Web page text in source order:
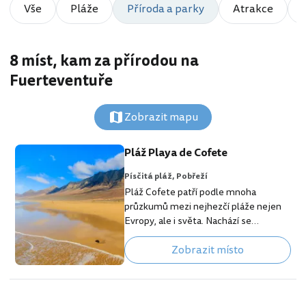
Vše Pláže Příroda a parky Atrakce
8 míst, kam za přírodou na
Fuerteventuře
Zobrazit mapu
Pláž Playa de Cofete
Písčitá pláž, Pobřeží
Pláž Cofete patří podle mnoha
průzkumů mezi nejhezčí pláže nejen
Evropy, ale i světa. Nachází se
odříznutá od civilizovaného světa
pohořím Jandia a představuje
panenskou přírodu v podobě divokých
vln a 12 km písku. Na samotné pláži nic
Zobrazit místo